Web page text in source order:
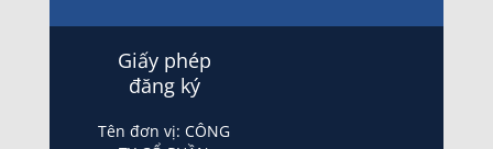
Giấy phép
đăng ký
Tên đơn vị: CÔNG